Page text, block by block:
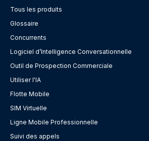
Tous les produits
Glossaire
Concurrents
Logiciel d’Intelligence Conversationnelle
Outil de Prospection Commerciale
Utiliser l'IA
Flotte Mobile
SIM Virtuelle
Ligne Mobile Professionnelle
Suivi des appels